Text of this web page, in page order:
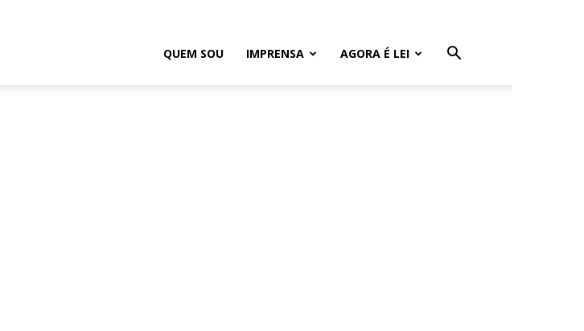
QUEM SOU IMPRENSA AGORA É LEI